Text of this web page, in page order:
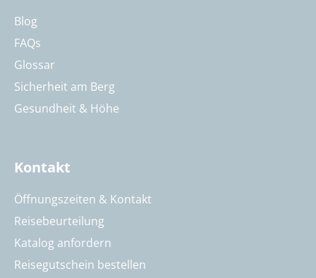
Blog
FAQs
Glossar
Sicherheit am Berg
Gesundheit & Höhe
Kontakt
Öffnungszeiten & Kontakt
Reisebeurteilung
Katalog anfordern
Reisegutschein bestellen